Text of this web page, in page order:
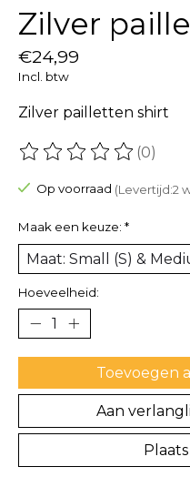
Zilver
€24,99
Incl. btw
Zilver pailletten shirt
De beoordeling van dit
(0)
Op voorraad (Levertijd:2
Maak een keuze: *
Hoeveelheid:
Toevoegen
Aan